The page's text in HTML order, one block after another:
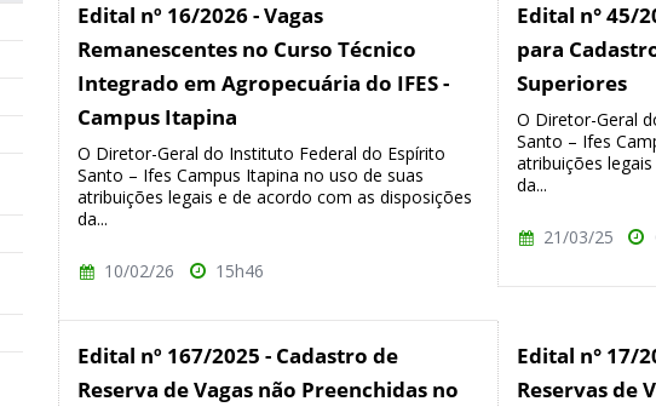
Edital nº 16/2026 - Vagas
Remanescentes no Curso Técnico
Integrado em Agropecuária do IFES -
Campus Itapina
O Diretor-Geral do Instituto Federal do Espírito
Santo – Ifes Campus Itapina no uso de suas
atribuições legais e de acordo com as disposições
da...
10/02/26 15h46
Edital n° 45/
para
Superiores
O Diretor-Geral
Santo – Ifes
atribuições
da...
21/03/25
Edital nº 167/2025 - Cadastro de
Reserva de Vagas não Preenchidas no
Edital n° 17/
Reservas de